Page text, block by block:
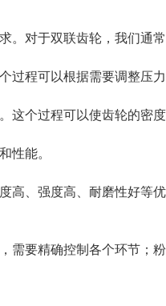
对于双联齿轮，我们通
程可以根据需要调整压
个过程可以使齿轮的密
性能。
、强度高、耐磨性好等
要精确控制各个环节；